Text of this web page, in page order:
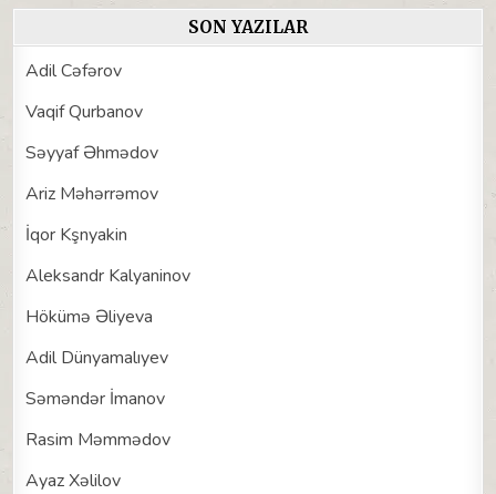
SON YAZILAR
Adil Cəfərov
Vaqif Qurbanov
Səyyaf Əhmədov
Ariz Məhərrəmov
İqor Kşnyakin
Aleksandr Kalyaninov
Hökümə Əliyeva
Adil Dünyamalıyev
Səməndər İmanov
Rasim Məmmədov
Ayaz Xəlilov